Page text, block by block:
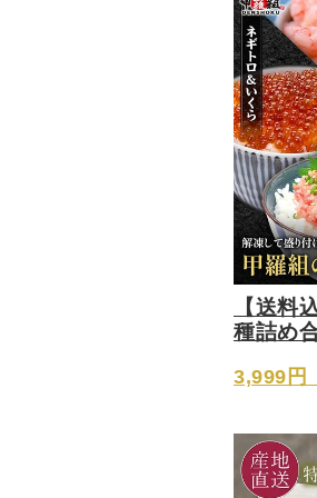
【送料
種詰め
3,999円